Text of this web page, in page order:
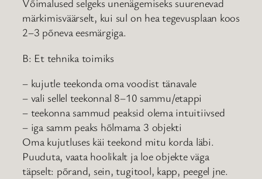
Võimalused selgeks unenägemiseks suurenevad
märkimisväärselt, kui sul on hea tegevusplaan koos
2–3 põneva eesmärgiga.
B: Et tehnika toimiks
– kujutle teekonda oma voodist tänavale
– vali sellel teekonnal 8–10 sammu/etappi
– teekonna sammud peaksid olema intuitiivsed
– iga samm peaks hõlmama 3 objekti
Oma kujutluses käi teekond mitu korda läbi.
Puuduta, vaata hoolikalt ja loe objekte väga
täpselt: põrand, sein, tugitool, kapp, peegel jne.